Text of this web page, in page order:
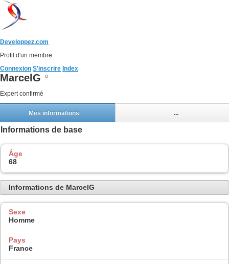
Developpez.com
Profil d'un membre
Connexion S'inscrire Index
MarcelG
Expert confirmé
Mes informations ...
Informations de base
Âge
68
Informations de MarcelG
Sexe
Homme
Pays
France